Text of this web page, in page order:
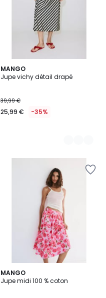
MANGO
Jupe vichy détail drapé
39,99 €
25,99 € -35%
2
Couleurs
MANGO
Jupe midi 100 % coton